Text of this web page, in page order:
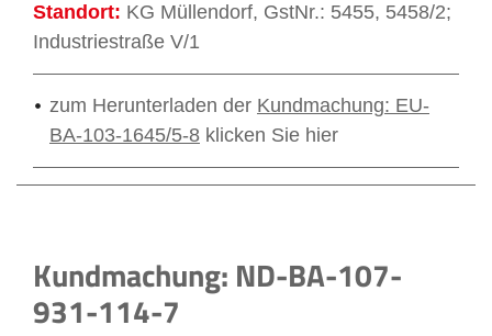
Standort: KG Müllendorf, GstNr.: 5455, 5458/2;
Industriestraße V/1
zum Herunterladen der Kundmachung: EU-
BA-103-1645/5-8 klicken Sie hier
Kundmachung: ND-BA-107-
931-114-7